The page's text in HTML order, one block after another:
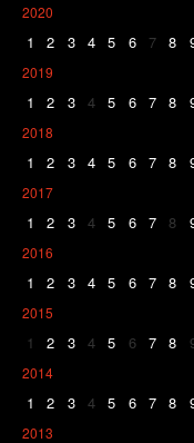
2020
1 2 3 4 5 6 7 8
2019
1 2 3 4 5 6 7 8
2018
1 2 3 4 5 6 7 8
2017
1 2 3 4 5 6 7 8
2016
1 2 3 4 5 6 7 8
2015
1 2 3 4 5 6 7 8
2014
1 2 3 4 5 6 7 8
2013